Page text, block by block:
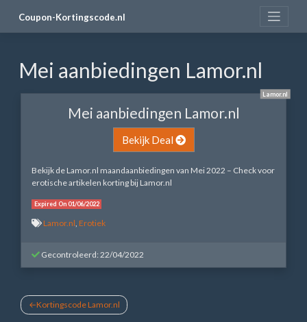
Coupon-Kortingscode.nl
Mei aanbiedingen Lamor.nl
Lamor.nl
Mei aanbiedingen Lamor.nl
Bekijk Deal
Bekijk de Lamor.nl maandaanbiedingen van Mei 2022 – Check voor
erotische artikelen korting bij Lamor.nl
Expired On 01/06/2022
Lamor.nl Erotiek
Gecontroleerd: 22/04/2022
Bericht
Kortingscode Lamor.nl